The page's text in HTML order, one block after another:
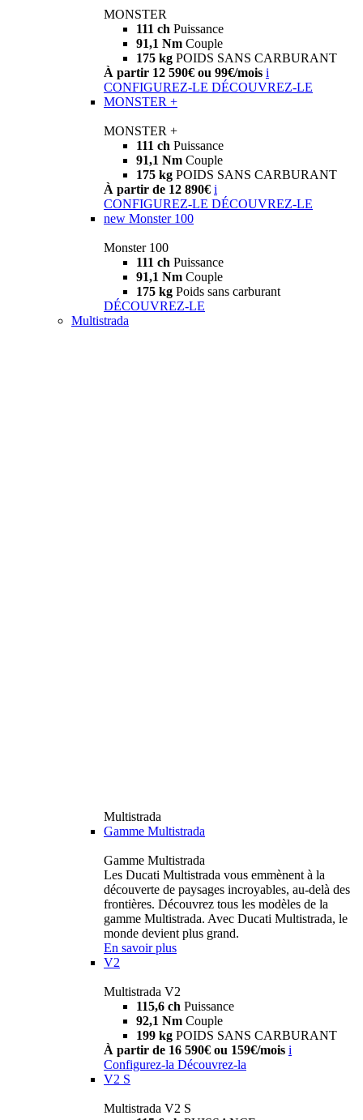
MONSTER
111 ch Puissance
91,1 Nm Couple
175 kg POIDS SANS CARBURANT
À partir 12 590€ ou 99€/mois i
CONFIGUREZ-LE DÉCOUVREZ-LE
MONSTER +
MONSTER +
111 ch Puissance
91,1 Nm Couple
175 kg POIDS SANS CARBURANT
À partir de 12 890€ i
CONFIGUREZ-LE DÉCOUVREZ-LE
new Monster 100
Monster 100
111 ch Puissance
91,1 Nm Couple
175 kg Poids sans carburant
DÉCOUVREZ-LE
Multistrada
Multistrada
Gamme Multistrada
Gamme Multistrada
Les Ducati Multistrada vous emmènent à la
découverte de paysages incroyables, au-delà des
frontières. Découvrez tous les modèles de la
gamme Multistrada. Avec Ducati Multistrada, le
monde devient plus grand.
En savoir plus
V2
Multistrada V2
115,6 ch Puissance
92,1 Nm Couple
199 kg POIDS SANS CARBURANT
À partir de 16 590€ ou 159€/mois i
Configurez-la Découvrez-la
V2 S
Multistrada V2 S